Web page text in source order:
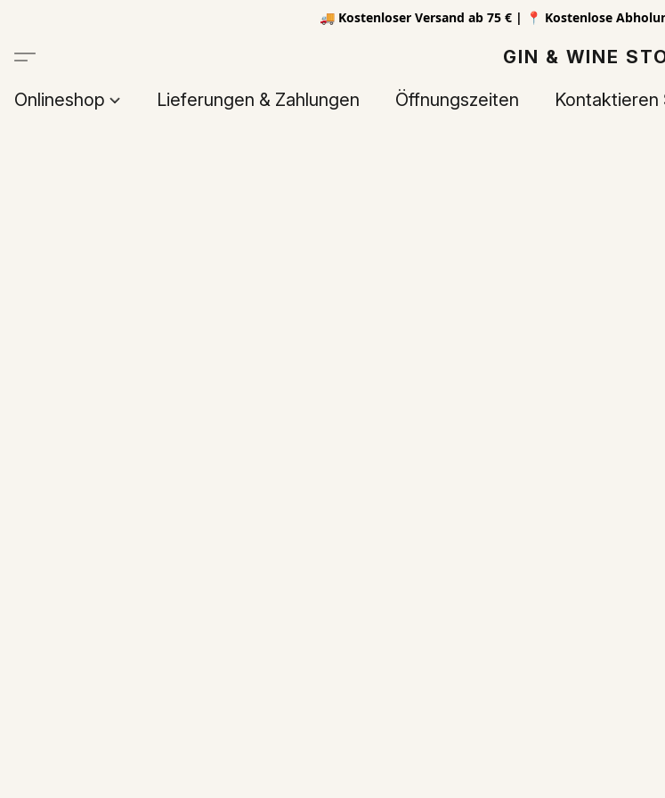
🚚 Kostenloser Versand ab 75 € | 📍 Kostenlose
GIN & WINE
Onlineshop Lieferungen & Zahlungen Öffnungszeiten Kontaktieren